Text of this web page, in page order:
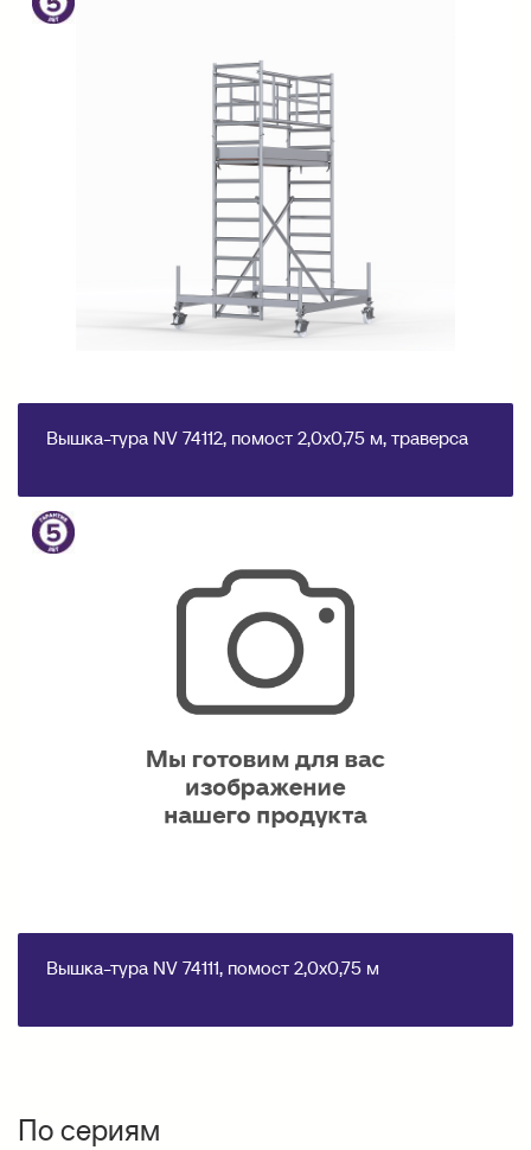
Вышка-тура NV 74112, помост 2,0х0,75 м, траверса
Вышка-тура NV 74111, помост 2,0х0,75 м
По сериям